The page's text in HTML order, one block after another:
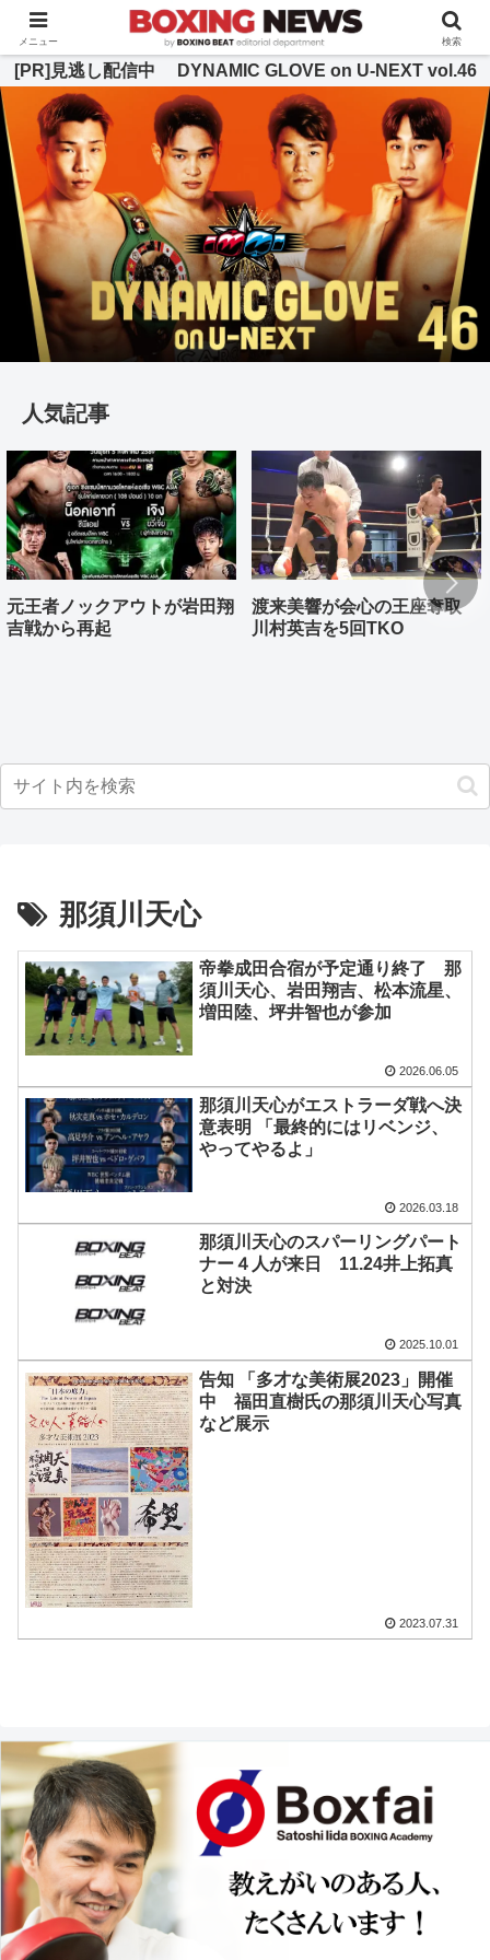
BOXING BEAT [ボクシング・ビート] 公式サイト
[PR]見逃し配信中 DYNAMIC GLOVE on U-NEXT vol.46
人気記事
元王者ノックアウトが岩田翔
吉戦から再起
渡来美響が会心の王座奪取
川村英吉を5回TKO
那須川天心
帝拳成田合宿が予定通り終了 那
須川天心、岩田翔吉、松本流星、
増田陸、坪井智也が参加
2026.06.05
那須川天心がエストラーダ戦へ決
意表明 「最終的にはリベンジ、
やってやるよ」
2026.03.18
那須川天心のスパーリングパート
ナー４人が来日 11.24井上拓真
と対決
2025.10.01
告知 「多才な美術展2023」開催
中 福田直樹氏の那須川天心写真
など展示
2023.07.31
メニュー 検索